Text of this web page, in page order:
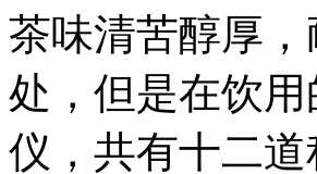
茶味清苦醇厚
处，但是在饮
仪，共有十二